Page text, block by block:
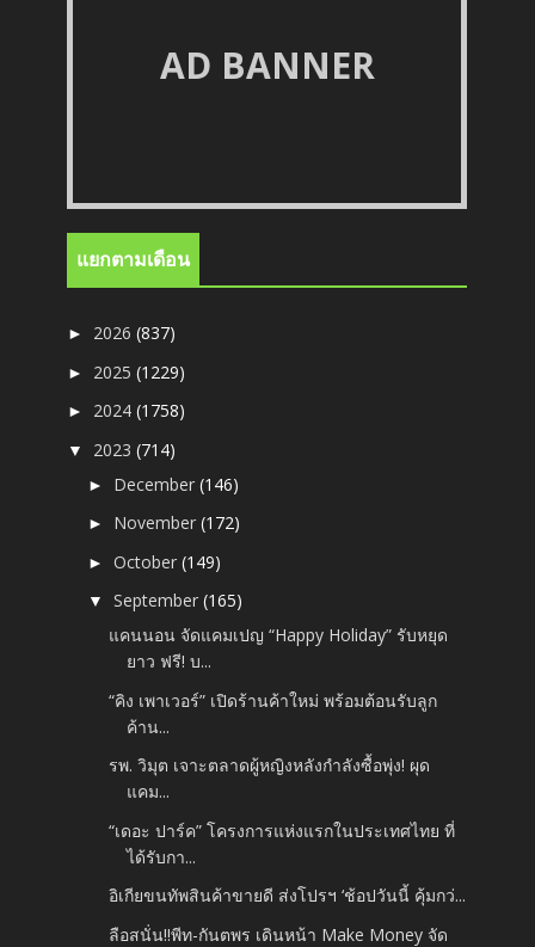
AD BANNER
แยกตามเดือน
► 2026(837)
► 2025(1229)
► 2024(1758)
▼ 2023(714)
► December(146)
► November(172)
►October(149)
▼September(165)
แคนนอน จัดแคมเปญ “Happy Holiday” รับหยุด
ยาว ฟรี! บ...
“คิง เพาเวอร์” เปิดร้านค้าใหม่ พร้อมต้อนรับลูก
ค้าน...
รพ. วิมุต เจาะตลาดผู้หญิงหลังกำลังซื้อพุ่ง! ผุด
แคม...
“เดอะ ปาร์ค” โครงการแห่งแรกในประเทศไทย ที่
ได้รับกา...
อิเกียขนทัพสินค้าขายดี ส่งโปรฯ ‘ช้อปวันนี้ คุ้มกว่...
ลือสนั่น!!พีท-กันตพร เดินหน้า Make Money จัด